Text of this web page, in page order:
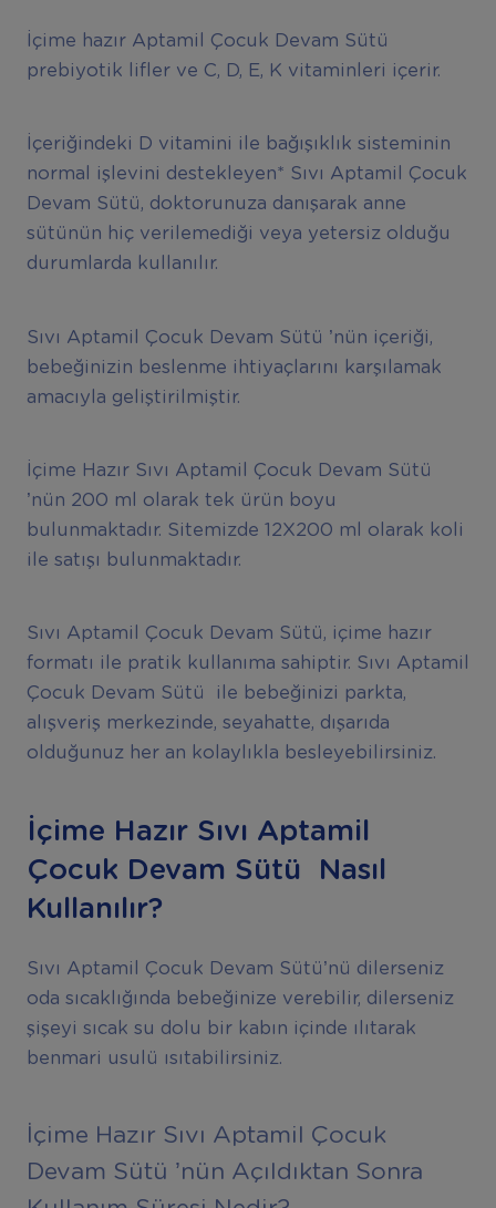
İçime hazır Aptamil Çocuk Devam Sütü
prebiyotik lifler ve C, D, E, K vitaminleri içerir.
İçeriğindeki D vitamini ile bağışıklık sisteminin
normal işlevini destekleyen* Sıvı Aptamil Çocuk
Devam Sütü, doktorunuza danışarak anne
sütünün hiç verilemediği veya yetersiz olduğu
durumlarda kullanılır.
Sıvı Aptamil Çocuk Devam Sütü ’nün içeriği,
bebeğinizin beslenme ihtiyaçlarını karşılamak
amacıyla geliştirilmiştir.
İçime Hazır Sıvı Aptamil Çocuk Devam Sütü
’nün 200 ml olarak tek ürün boyu
bulunmaktadır. Sitemizde 12X200 ml olarak koli
ile satışı bulunmaktadır.
Sıvı Aptamil Çocuk Devam Sütü, içime hazır
formatı ile pratik kullanıma sahiptir. Sıvı Aptamil
Çocuk Devam Sütü ile bebeğinizi parkta,
alışveriş merkezinde, seyahatte, dışarıda
olduğunuz her an kolaylıkla besleyebilirsiniz.
İçime Hazır Sıvı Aptamil
Çocuk Devam Sütü Nasıl
Kullanılır?
Sıvı Aptamil Çocuk Devam Sütü’nü dilerseniz
oda sıcaklığında bebeğinize verebilir, dilerseniz
şişeyi sıcak su dolu bir kabın içinde ılıtarak
benmari usulü ısıtabilirsiniz.
İçime Hazır Sıvı Aptamil Çocuk
Devam Sütü ’nün Açıldıktan Sonra